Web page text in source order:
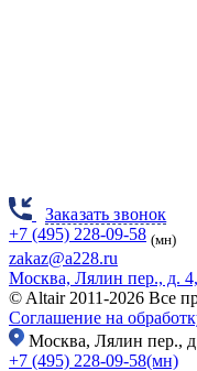
Заказать звонок
+7 (495) 228-09-58 (мн)
zakaz@a228.ru
Москва, Лялин пер., д.
© Altair 2011-2026 Все
Соглашение на
Москва, Лялин пер.,
+7 (495) 228-09-58(мн)